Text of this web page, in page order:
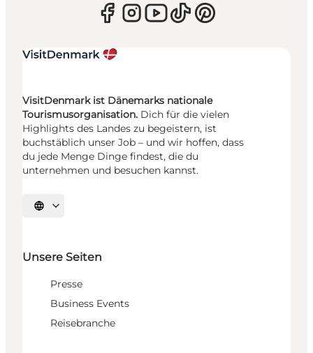
VisitDenmark ist Dänemarks nationale
Tourismusorganisation. Dich für die vielen
Highlights des Landes zu begeistern, ist
buchstäblich unser Job – und wir hoffen, dass
du jede Menge Dinge findest, die du
unternehmen und besuchen kannst.
Sprache auswählen
Unsere Seiten
Presse
Business Events
Reisebranche